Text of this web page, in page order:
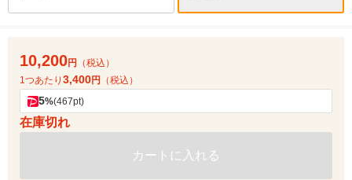
10,200円
（税込）
1つあたり 3,400円 （税込）
5%(467pt)
在庫切れ
カートに入れる